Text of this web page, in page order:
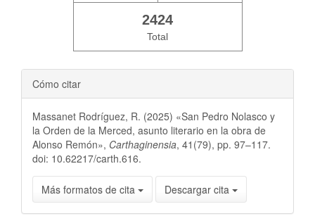
2424
Total
Cómo citar
Massanet Rodríguez, R. (2025) «San Pedro Nolasco y
la Orden de la Merced, asunto literario en la obra de
Alonso Remón», Carthaginensia, 41(79), pp. 97–117.
doi: 10.62217/carth.616.
Más formatos de cita Descargar cita